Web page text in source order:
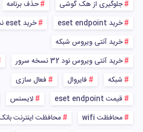
جلوگیری از هک گوشی
حذف برنامه
خرید eset endpoint
خرید eset نسخه سرور
خرید آنتی ویروس شبکه
خرید آنتی ویروس نود 32 نسخه سرور
شبکه
فایروال
فعال سازی
قیمت eset endpoint
لایسنس
محافظت wifi
محافظت اینترنت